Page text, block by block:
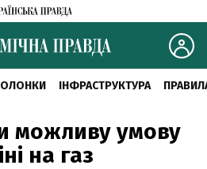
ІНФРАСТРУКТУРА
можливу умову
на газ